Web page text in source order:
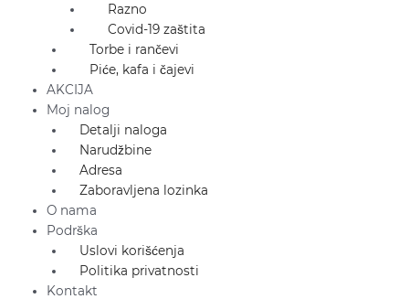
Razno
Covid-19 zaštita
Torbe i rančevi
Piće, kafa i čajevi
AKCIJA
Moj nalog
Detalji naloga
Narudžbine
Adresa
Zaboravljena lozinka
O nama
Podrška
Uslovi korišćenja
Politika privatnosti
Kontakt